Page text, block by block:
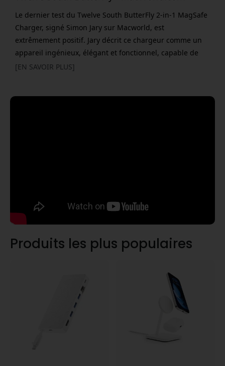
Le dernier test du Twelve South ButterFly 2-in-1 MagSafe
Charger, signé Simon Jary sur Macworld, est
extrêmement positif. Jary décrit ce chargeur comme un
appareil ingénieux, élégant et fonctionnel, capable de
charger simultanément l’iPhone et l’Apple Watch ou les
[EN SAVOIR PLUS]
Produits les plus populaires